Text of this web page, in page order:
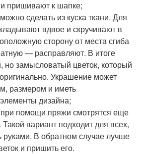
пришивают к шапке;
сделать из куска ткани. Для
вдвое и скручивают в
сторону от места сгиба
— расправляют. В итоге
но замысловатый цветок, который
Украшение может
размером и иметь
дизайна;
помощи пряжи смотрятся еще
вариант подходит для всех,
руками. В обратном случае лучше
и пришить его.